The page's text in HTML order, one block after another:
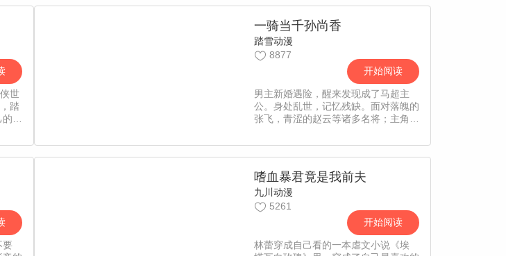
而是我穿越成的带球跑文里的，那个
球！
世
踏
真
一骑当千孙尚香
踏雪动漫
8877
开始阅读
男主新婚遇险，醒来发现成了马超主
公。身处乱世，记忆残缺。面对落魄的
张飞，青涩的赵云等诸多名将；主角笑
们都来成为我的翅膀吧。”
要
嗜血暴君竟是我前夫
九川动漫
5261
开始阅读
林蕾穿成自己看的一本虐文小说《埃